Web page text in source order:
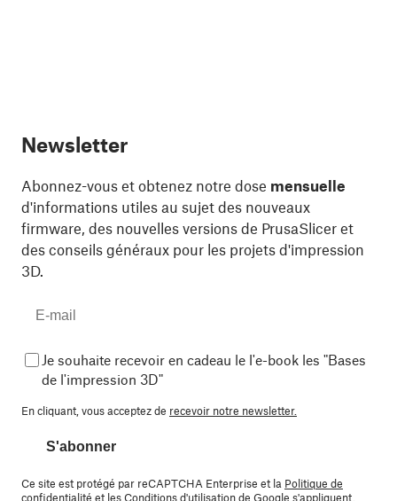
Newsletter
Abonnez-vous et obtenez notre dose mensuelle
d'informations utiles au sujet des nouveaux
firmware, des nouvelles versions de PrusaSlicer et
des conseils généraux pour les projets d'impression
3D.
Je souhaite recevoir en cadeau le l'e-book les "Bases
de l'impression 3D"
En cliquant, vous acceptez de recevoir notre newsletter.
S'abonner
Ce site est protégé par reCAPTCHA Enterprise et la Politique de
confidentialité et lesConditions d'utilisationde Google s'appliquent.